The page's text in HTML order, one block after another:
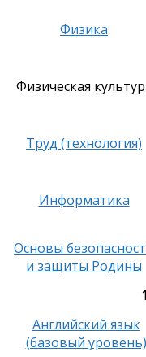
Физика
Физическая
Труд (технология)
Информатика
Основы
и защиты Родины
Английский язык
(базовый уровень)